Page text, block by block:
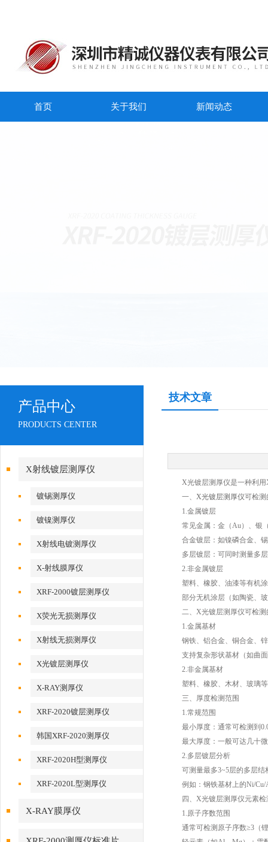
首页 关于我们 新闻动态
产品中心
PRODUCTS CENTER
X射线镀层测厚仪
镀锡测厚仪
镀镍测厚仪
X射线电镀测厚仪
X-射线膜厚仪
XRF-2000镀层测厚仪
X荧光无损测厚仪
X射线无损测厚仪
X光镀层测厚仪
X-RAY测厚仪
XRF-2020镀层测厚仪
韩国XRF-2020测厚仪
XRF-2020H型测厚仪
XRF-2020L型测厚仪
X-RAY膜厚仪
技术文章
X光镀层测厚仪是一种利用X
一、 X光镀层测厚仪可检测
1.金属镀层
常见金属：金（Au）、银（
合金镀层：如镍磷合金、锡
多层镀层：可同时测量多层
2.非金属镀层
塑料、橡胶、油漆等有机涂
部分无机涂层（如陶瓷、玻
二、X光镀层测厚仪可检测
1.金属基材
钢铁、铝合金、铜合金、锌
支持复杂形状基材（如曲面
2.非金属基材
塑料、橡胶、木材、玻璃等
三、厚度检测范围
1.常规范围
最小厚度：通常可检测到
最大厚度：一般可达几十微
2.多层镀层分析
可测量最多3~5层的多层结
例如：钢铁基材上的Ni/Cu/
四、X光镀层测厚仪元素检
1.原子序数范围
通常可检测原子序数≥3（锂